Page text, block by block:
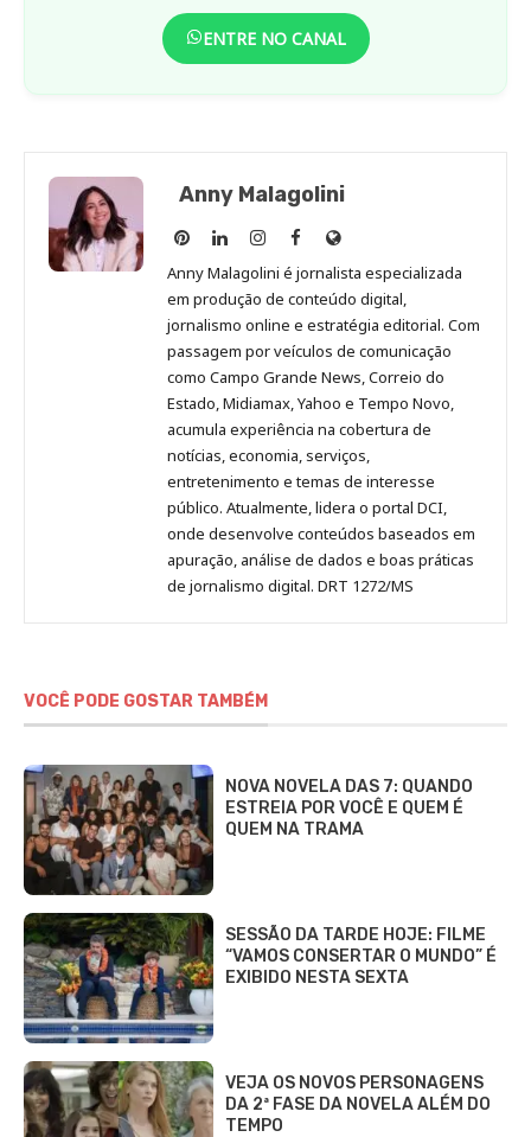
ENTRE NO CANAL
Anny Malagolini
Anny
Malagolini
no
Pinterest
Anny
Malagolini
no
LinkedIn
Anny
Malagolini
no
Instagram
Anny
Malagolini
no
Facebook
Site
de
Anny
Malagolini
Anny Malagolini é jornalista especializada
em produção de conteúdo digital,
jornalismo online e estratégia editorial. Com
passagem por veículos de comunicação
como Campo Grande News, Correio do
Estado, Midiamax, Yahoo e Tempo Novo,
acumula experiência na cobertura de
notícias, economia, serviços,
entretenimento e temas de interesse
público. Atualmente, lidera o portal DCI,
onde desenvolve conteúdos baseados em
apuração, análise de dados e boas práticas
de jornalismo digital. DRT 1272/MS
VOCÊ PODE GOSTAR TAMBÉM
NOVA NOVELA DAS 7: QUANDO
ESTREIA POR VOCÊ E QUEM É
QUEM NA TRAMA
SESSÃO DA TARDE HOJE: FILME
“VAMOS CONSERTAR O MUNDO” É
EXIBIDO NESTA SEXTA
VEJA OS NOVOS PERSONAGENS
DA 2ª FASE DA NOVELA ALÉM DO
TEMPO